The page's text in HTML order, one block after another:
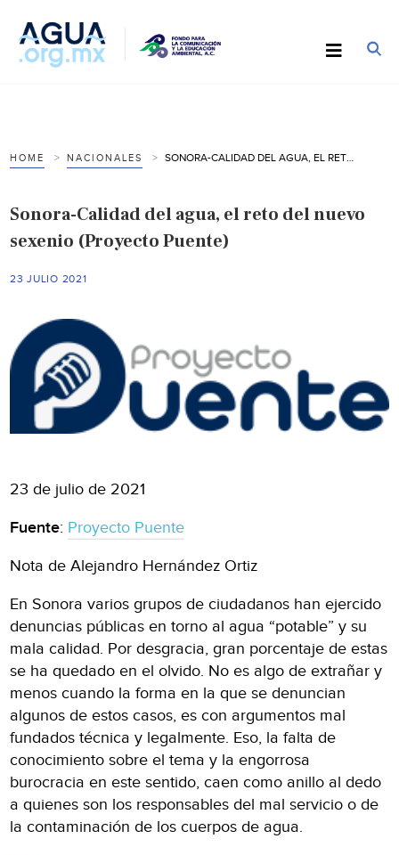
HOME NACIONALES
Sonora-Calidad del agua, el reto del nuevo
sexenio (Proyecto Puente)
23 JULIO 2021
23 de julio de 2021
Fuente: Proyecto Puente
Nota de Alejandro Hernández Ortiz
En Sonora varios grupos de ciudadanos han ejercido
denuncias públicas en torno al agua “potable” y su
mala calidad. Por desgracia, gran porcentaje de estas
se ha quedado en el olvido. No es algo de extrañar y
menos cuando la forma en la que se denuncian
algunos de estos casos, es con argumentos mal
fundados técnica y legalmente. Eso, la falta de
conocimiento sobre el tema y la engorrosa
burocracia en este sentido, caen como anillo al dedo
a quienes son los responsables del mal servicio o de
la contaminación de los cuerpos de agua.